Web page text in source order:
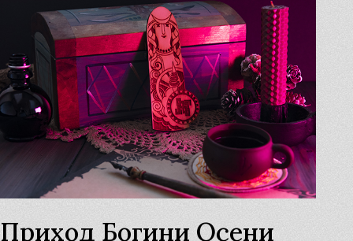
Приход Богини Осени